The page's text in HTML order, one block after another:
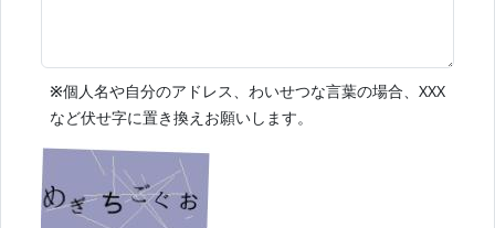
※個人名や自分のアドレス、わいせつな言葉の場合、XXX
など伏せ字に置き換えお願いします。